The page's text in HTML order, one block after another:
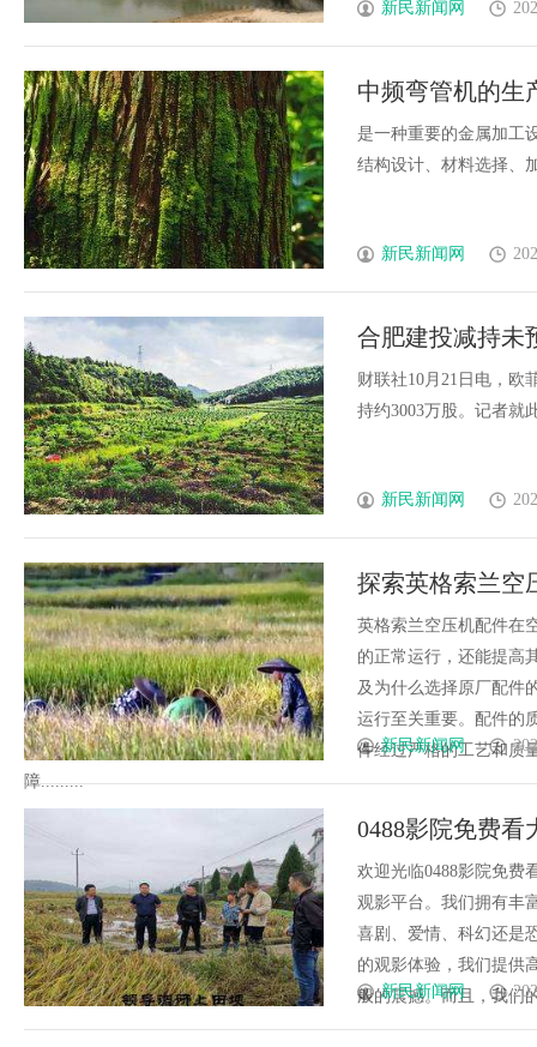
新民新闻网
中频弯管机的生
是一种重要的金属加工
结构设计、材料选择、
新民新闻网
合肥建投减持未
财联社10月21日电，欧
持约3003万股。记者就
新民新闻网
探索英格索兰空
英格索兰空压机配件在
的正常运行，还能提高
及为什么选择原厂配件
运行至关重要。配件的
件经过严格的工艺和质
障.........
新民新闻网
0488影院免费看
欢迎光临0488影院免费
观影平台。我们拥有丰
喜剧、爱情、科幻还是
的观影体验，我们提供
般的震撼。而且，我们
新民新闻网